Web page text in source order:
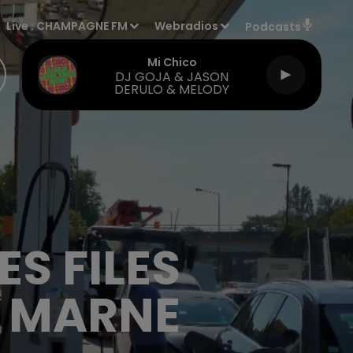
Live :CHAMPAGNE FM Webradios Podcasts
Mi Chico
DJ GOJA & JASON
DERULO & MELODY
FILES